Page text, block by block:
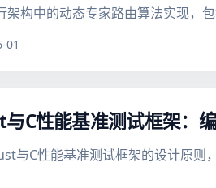
构中的动态专家路由算法实现，
01
C性能基准测试框架：
与C性能基准测试框架的设计原